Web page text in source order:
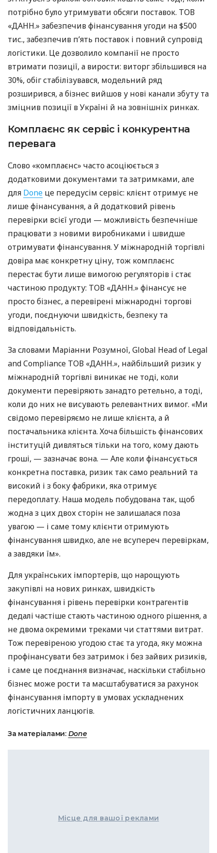
потрібно було утримувати обсяги поставок. ТОВ
«ДАНН.» забезпечив фінансування угоди на $500
тис., забезпечив п’ять поставок і повний супровід
логістики. Це дозволило компанії не просто
втримати позиції, а вирости: виторг збільшився на
30%, обіг стабілізувався, модельний ряд
розширився, а бізнес вийшов у нові канали збуту та
зміцнив позиції в Україні й на зовнішніх ринках.
Комплаєнс як сервіс і конкурентна
перевага
Слово «комплаєнс» часто асоціюється з
додатковими документами та затримками, але
для Done це передусім сервіс: клієнт отримує не
лише фінансування, а й додатковий рівень
перевірки всієї угоди — можливість безпечніше
працювати з новими виробниками і швидше
отримувати фінансування. У міжнародній торгівлі
довіра має конкретну ціну, тож комплаєнс
перестає бути лише вимогою регуляторів і стає
частиною продукту: ТОВ «ДАНН.» фінансує не
просто бізнес, а перевірені міжнародні торгові
угоди, поєднуючи швидкість, безпеку та
відповідальність.
За словами Маріанни Розумної, Global Head of Legal
and Compliance ТОВ «ДАНН.», найбільший ризик у
міжнародній торгівлі виникає не тоді, коли
документи перевіряють занадто ретельно, а тоді,
коли до них не висувають релевантних вимог. «Ми
свідомо перевіряємо не лише клієнта, а й
постачальника клієнта. Хоча більшість фінансових
інституцій дивляться тільки на того, кому дають
гроші, — зазначає вона. — Але коли фінансується
конкретна поставка, ризик так само реальний та
високий і з боку фабрики, яка отримує
передоплату. Наша модель побудована так, щоб
жодна з цих двох сторін не залишалася поза
увагою — і саме тому клієнти отримують
фінансування швидко, але не всупереч перевіркам,
а завдяки їм».
Для українських імпортерів, що нарощують
закупівлі на нових ринках, швидкість
фінансування і рівень перевірки контрагентів
дедалі частіше стають частиною одного рішення, а
не двома окремими треками чи статтями витрат.
Тож перевіреною угодою стає та угода, яку можна
профінансувати без затримок і без зайвих ризиків,
і саме це поєднання визначає, наскільки стабільно
бізнес може рости та масштабуватися за рахунок
фінансування імпорту в умовах ускладнених
логістичних ланцюгів.
За матеріалами: Done
Місце для вашої реклами